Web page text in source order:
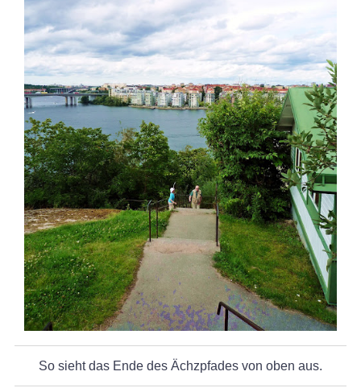
So sieht das Ende des Ächzpfades von oben aus.